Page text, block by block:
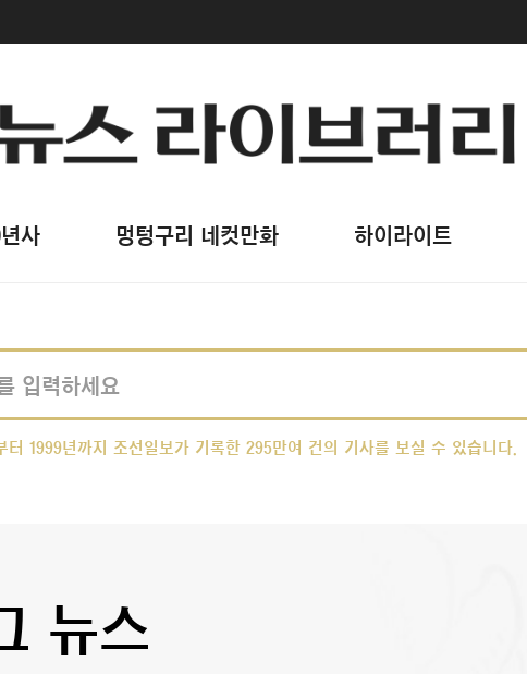
사 멍텅구리 네컷만화 하이라이트
터 1999년까지 조선일보가 기록한 295만여 건의 기사를 보실 수 있습니다.
뉴스